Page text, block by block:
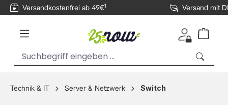
springen
Versandkostenfrei ab 49€1 Versand mit
Technik & IT Server & Netzwerk Switch